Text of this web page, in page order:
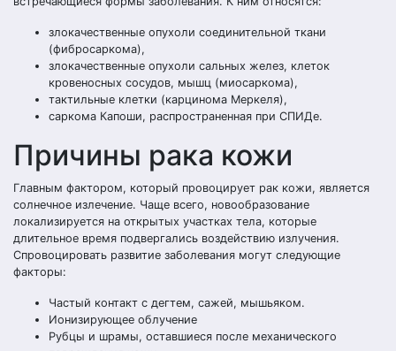
злокачественные опухоли соединительной ткани
(фибросаркома),
злокачественные опухоли сальных желез, клеток
кровеносных сосудов, мышц (миосаркома),
тактильные клетки (карцинома Меркеля),
саркома Капоши, распространенная при СПИДе.
Причины рака кожи
Главным фактором, который провоцирует рак кожи, является
солнечное излечение. Чаще всего, новообразование
локализируется на открытых участках тела, которые
длительное время подвергались воздействию излучения.
Спровоцировать развитие заболевания могут следующие
факторы:
Частый контакт с дегтем, сажей, мышьяком.
Ионизирующее облучение
Рубцы и шрамы, оставшиеся после механического